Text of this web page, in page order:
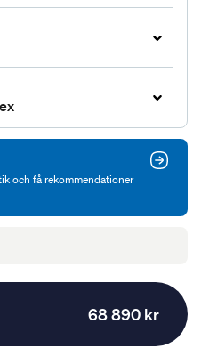
och få rekommendationer
68 890 kr